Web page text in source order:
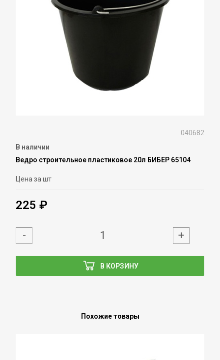
040682
В наличии
Ведро строительное пластиковое 20л БИБЕР 65104
Цена за шт
225 ₽
В КОРЗИНУ
- +
Похожие товары